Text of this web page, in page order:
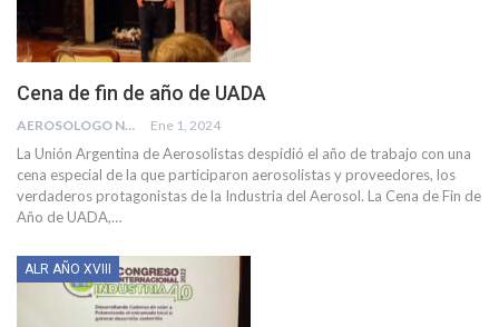
Cena de fin de año de UADA
AEROSOLOGO NEWS Ene 1, 2024
La Unión Argentina de Aerosolistas despidió el año de trabajo con una
cena especial de la que participaron aerosolistas y proveedores, los
verdaderos protagonistas de la Industria del Aerosol. La Cena de Fin de
Año de UADA,…
ALR AÑO XVIII